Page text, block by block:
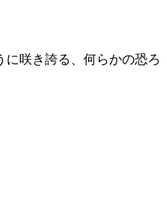
咲き誇る、何らかの恐ろ